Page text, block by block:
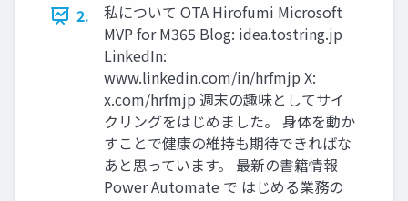
2.
私について OTA Hirofumi Microsoft
MVP for M365 Blog: idea.tostring.jp
LinkedIn:
www.linkedin.com/in/hrfmjp X:
x.com/hrfmjp 週末の趣味としてサイ
クリングをはじめました。 身体を動か
すことで健康の維持も期待できればな
あと思っています。 最新の書籍情報
Power Automate で はじめる業務の